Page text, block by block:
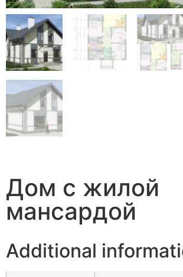
Дом с жилой
мансардой
Additional